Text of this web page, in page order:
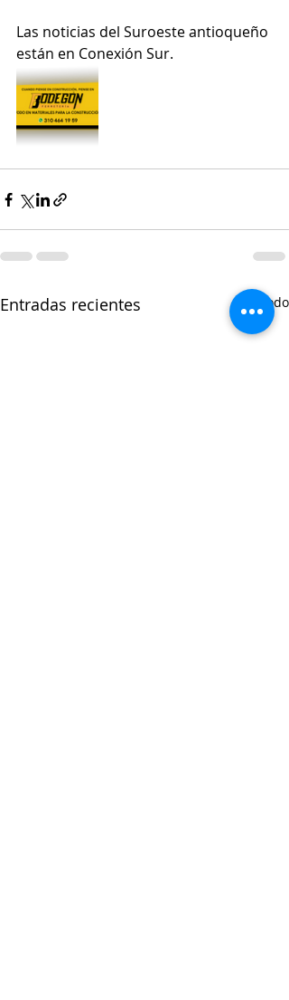
Las noticias del Suroeste antioqueño
están en Conexión Sur.
Entradas recientes Ver todo